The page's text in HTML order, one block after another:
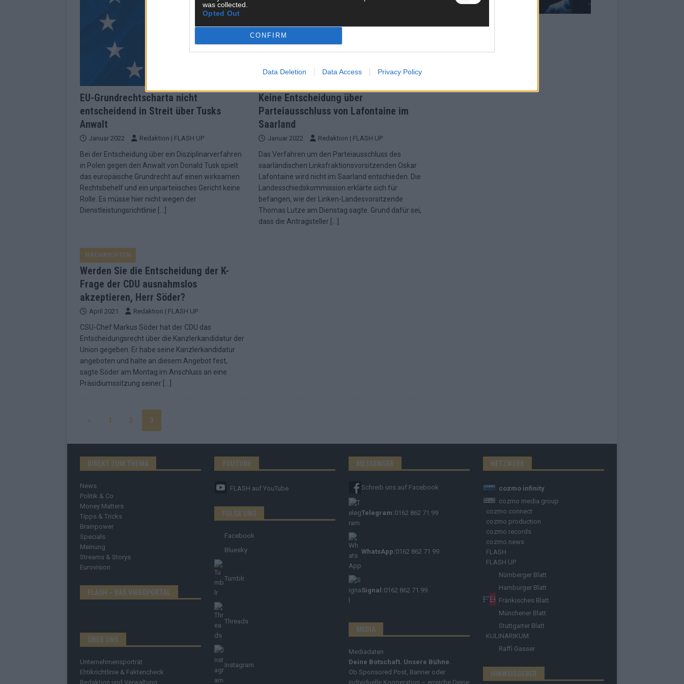
was collected.
Opted Out
CONFIRM
Data Deletion Data Access Privacy Policy
EU-Grundrechtscharta nicht
entscheidend in Streit über Tusks
Anwalt
Januar 2022 Redaktion | FLASH UP
Bei der Entscheidung über ein Disziplinarverfahren
in Polen gegen den Anwalt von Donald Tusk spielt
das europäische Grundrecht auf einen wirksamen
Rechtsbehelf und ein unparteiisches Gericht keine
Rolle. Es müsse hier nicht wegen der
Dienstleistungsrichtlinie
Keine Entscheidung über
Parteiausschluss von Lafontaine im
Saarland
Januar 2022 Redaktion | FLASH UP
Das Verfahren um den Parteiausschluss des
saarländischen Linksfraktionsvorsitzenden Oskar
Lafontaine wird nicht im Saarland entschieden. Die
Landesschiedskommission erklärte sich für
befangen, wie der Linken-Landesvorsitzende
Thomas Lutze am Dienstag sagte. Grund dafür sei,
dass die Antragsteller
NACHRICHTEN
Werden Sie die Entscheidung der K-
Frage der CDU ausnahmslos
akzeptieren, Herr Söder?
April 2021 Redaktion | FLASH UP
CSU-Chef Markus Söder hat der CDU das
Entscheidungsrecht über die Kanzlerkandidatur der
Union gegeben. Er habe seine Kanzlerkandidatur
angeboten und halte an diesem Angebot fest,
sagte Söder am Montag im Anschluss an eine
Präsidiumssitzung seiner
« 1 2 3
DIREKT ZUM THEMA
News
Politik & Co
Money Matters
Tipps & Tricks
Brainpower
Specials
Meinung
Streams & Storys
Eurovision
FLASH – DAS VIDEOPORTAL
ÜBER UNS
Unternehmensporträt
Ehtikrichtlinie & Faktencheck
Redaktion und Verwaltung
YOUTUBE
FLASH auf YouTube
FOLGE UNS
Facebook
Bluesky
Tumblr
Threads
Instagram
MESSENGER
Schreib uns auf Facebook
Telegram:0162 862 71 99
WhatsApp:0162 862 71 99
Signal:0162 862 71 99
MEDIA
Mediadaten
Deine Botschaft. Unsere Bühne.
Ob Sponsored Post, Banner oder
individuelle Kooperation – erreiche Deine
NETZWERK
cozmo infinity
cozmo media group
cozmo connect
cozmo production
cozmo records
cozmo news
FLASH
FLASH UP
Nürnberger Blatt
Hamburger Blatt
Fränkisches Blatt
Münchener Blatt
Stuttgarter Blatt
KULINARIKUM.
Raffi Gasser
HINWEISGEBER